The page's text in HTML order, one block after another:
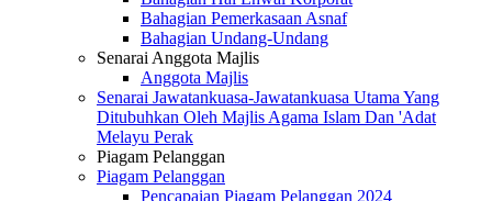
Bahagian Pemerkasaan Asnaf
Bahagian Undang-Undang
Senarai Anggota Majlis
Anggota Majlis
Senarai Jawatankuasa-Jawatankuasa Utama Yang
Ditubuhkan Oleh Majlis Agama Islam Dan 'Adat
Melayu Perak
Piagam Pelanggan
Piagam Pelanggan
Pencapaian Piagam Pelanggan 2024